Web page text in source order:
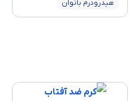
هیدرودرم بانوان